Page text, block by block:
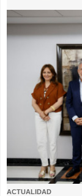
ACTUALIDAD